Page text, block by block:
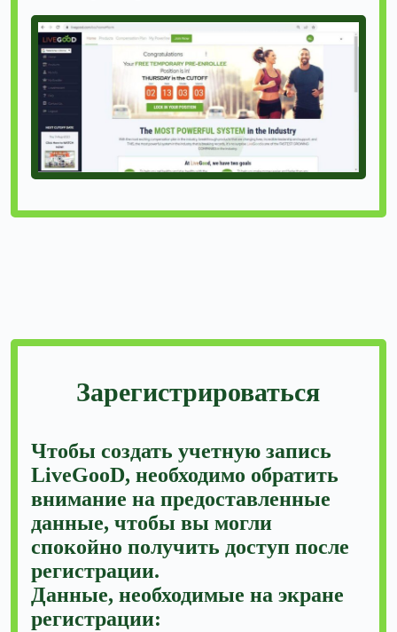
Зарегистрироваться
Чтобы создать учетную запись
LiveGooD, необходимо обратить
внимание на предоставленные
данные, чтобы вы могли
спокойно получить доступ после
регистрации.
Данные, необходимые на экране
регистрации: